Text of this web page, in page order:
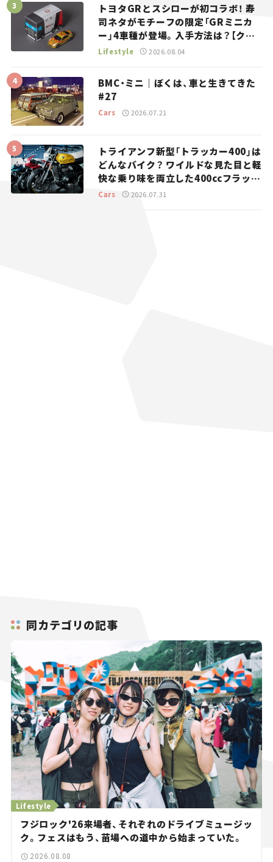
トヨタGRとスシローが初コラボ！ 寿
司ネタがモチーフの限定「GRミニカ
ー」4車種が登場。入手方法は？【クル
マとホビー】
Lifestyle 2026.08.04
BMC・ミニ｜ぼくは、車と生きてきた
#27
Cars 2026.07.21
トライアンフ新型「トラッカー400」は
どんなバイク？ ワイルドな見た目と軽
快な乗り味を両立した400ccフラット
トラッカー【試乗レビュー】
Cars 2026.07.31
同カテゴリの記事
フジロック'26来場者、それぞれのドライブミュージッ
ク。フェスはもう、苗場への道中から始まっていた。
Lifestyle
2026.08.08